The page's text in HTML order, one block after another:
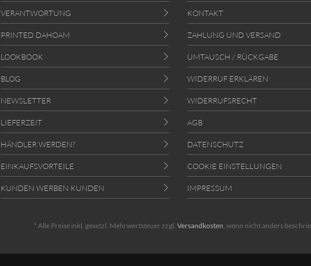
VERANTWORTUNG
PRINTED DAHOAM
LOOKBOOK
BLOG
NEWSLETTER
LIEFERZEIT
HÄNDLER WERDEN?
EINKAUFSVORTEILE
KUNDEN WERBEN KUNDEN
KONTAKT
ZAHLUNG UND VERSAND
UMTAUSCH / RÜCKGABE
WIDERRUF ERKLÄREN
WIDERRUFSRECHT
AGB
DATENSCHUTZ
COOKIE EINSTELLUNGEN
IMPRESSUM
* Alle Preise inkl. gesetzl. Mehrwertsteuer zzgl. Versandkosten, wenn nicht anders